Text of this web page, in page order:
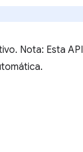
Nota: Esta API